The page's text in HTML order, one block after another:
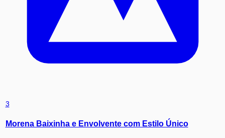
3
Morena Baixinha e Envolvente com Estilo Único